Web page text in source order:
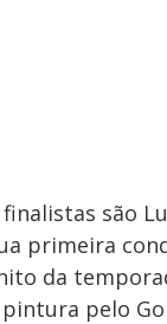
são
primeira
da
pelo